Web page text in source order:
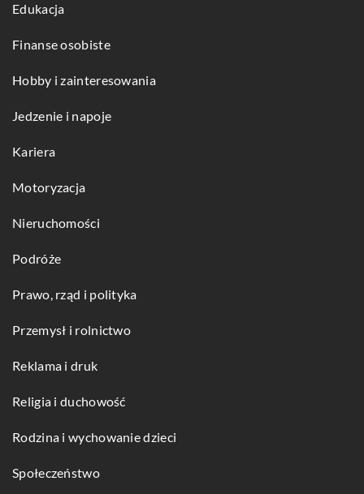
Edukacja
Finanse osobiste
Hobby i zainteresowania
Jedzenie i napoje
Kariera
Motoryzacja
Nieruchomości
Podróże
Prawo, rząd i polityka
Przemysł i rolnictwo
Reklama i druk
Religia i duchowość
Rodzina i wychowanie dzieci
Społeczeństwo